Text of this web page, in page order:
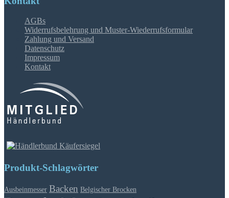
AGBs
Widerrufsbelehrung und Muster-Wiederrufsformular
Zahlung und Versand
Datenschutz
Impressum
Kontakt
Produkt-Schlagwörter
Ausbeinmesser Backen Belgischer Brocken